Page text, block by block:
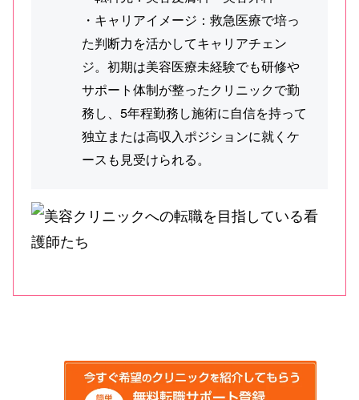
・キャリアイメージ：救急医療で培っ
た判断力を活かしてキャリアチェン
ジ。初期は美容医療未経験でも研修や
サポート体制が整ったクリニックで勤
務し、5年程勤務し施術に自信を持って
独立または高収入ポジションに就くケ
ースも見受けられる。